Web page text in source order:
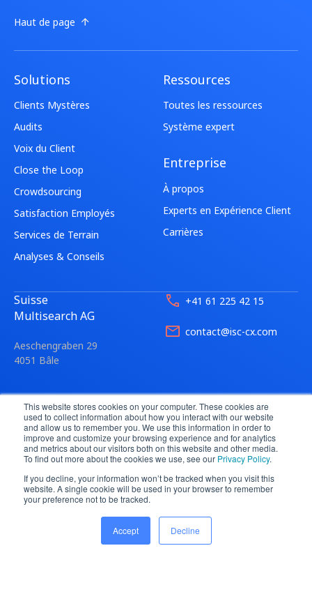
This website stores cookies on your computer. These cookies are
used to collect information about how you interact with our website
and allow us to remember you. We use this information in order to
improve and customize your browsing experience and for analytics
and metrics about our visitors both on this website and other media.
To find out more about the cookies we use, see our Privacy Policy.
If you decline, your information won’t be tracked when you visit this
website. A single cookie will be used in your browser to remember
your preference not to be tracked.
Accept Decline
Haut de page
Suisse
Multisearch AG
Aeschengraben 29
4051 Bâle
+41 61 225 42 15
contact@isc-cx.com
Allemagne
Multisearch GmbH
Landsberger Straße 155
D-80687 München
+49 89 54 55 82 28
kontakt@isc-cx.com
Latam
Multisearch LTDA
contact@isc-cx.com
Solutions
Clients Mystères
Audits
Voix du Client
Close the Loop
Crowdsourcing
Satisfaction Employés
Services de Terrain
Analyses & Conseils
Ressources
Toutes les ressources
Système expert
Entreprise
À propos
Experts en Expérience Client
Carrières